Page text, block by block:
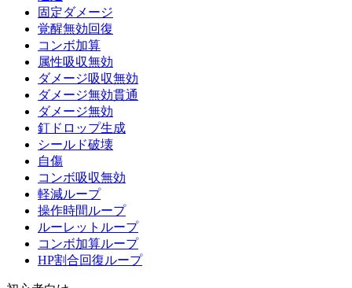
固定ダメージ
覚醒無効回復
コンボ加算
属性吸収無効
ダメージ吸収無効
ダメージ無効貫通
ダメージ無効
釘ドロップ生成
シールド破壊
自傷
コンボ吸収無効
軽減ループ
操作時間ループ
ルーレットループ
コンボ加算ループ
HP割合回復ループ